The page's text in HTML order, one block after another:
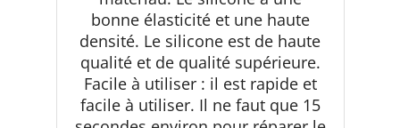
bonne élasticité et une haute
densité. Le silicone est de haute
qualité et de qualité supérieure.
Facile à utiliser : il est rapide et
facile à utiliser. Il ne faut que 15